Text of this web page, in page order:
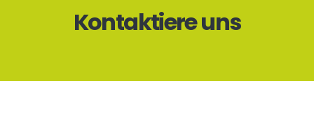
Kontaktiere uns